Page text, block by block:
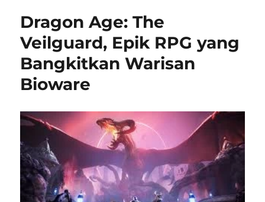
Dragon Age: The
Veilguard, Epik RPG yang
Bangkitkan Warisan
Bioware